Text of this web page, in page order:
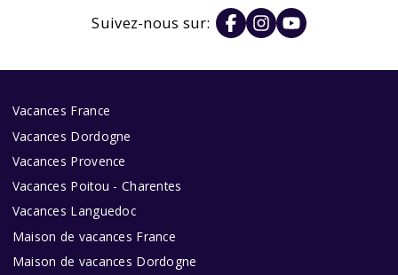
Suivez-nous sur:
Vacances France
Vacances Dordogne
Vacances Provence
Vacances Poitou - Charentes
Vacances Languedoc
Maison de vacances France
Maison de vacances Dordogne